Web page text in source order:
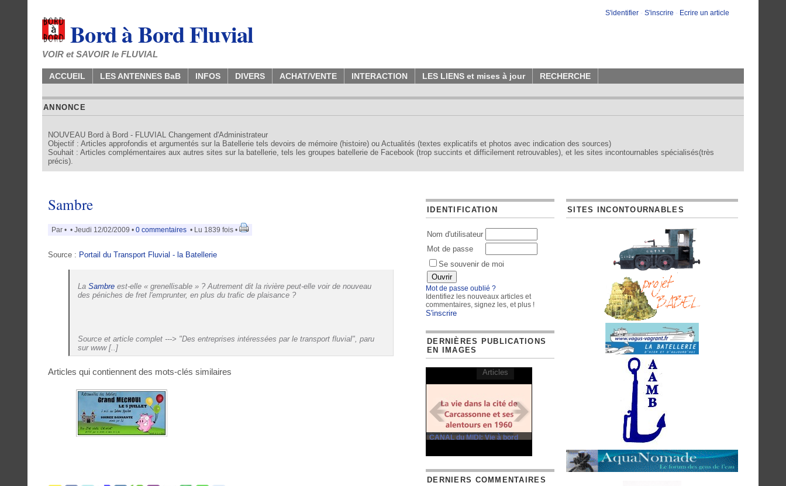
S'identifier - S'inscrire - Ecrire un article
Bord à Bord Fluvial
VOIR et SAVOIR le FLUVIAL
ACCUEIL LES ANTENNES BaB INFOS DIVERS ACHAT/VENTE INTERACTION LES LIENS et mises à jour RECHERCHE
ANNONCE
NOUVEAU Bord à Bord - FLUVIAL Changement d'Administrateur
Objectif : Articles approfondis et argumentés sur la Batellerie tels devoirs de mémoire (histoire) ou Actualités (textes explicatifs et photos avec indication des sources)
Souhait : Articles complémentaires aux autres sites sur la batellerie, tels les groupes batellerie de Facebook (trop succints et difficilement retrouvables), et les sites incontournables spécialisés(très
précis).
Sambre
Par • • Jeudi 12/02/2009 • 0 commentaires • Lu 1839 fois •
Source : Portail du Transport Fluvial - la Batellerie
La Sambre est-elle « grenellisable » ? Autrement dit la rivière peut-elle voir de nouveau
des péniches de fret l'emprunter, en plus du trafic de plaisance ?
Source et article complet ---> "Des entreprises intéressées par le transport fluvial", paru
sur www [..]
Articles qui contiennent des mots-clés similaires
IDENTIFICATION
Nom d'utilisateur
Mot de passe
Se souvenir de moi
Mot de passe oublié ?
Identifiez les nouveaux articles et
commentaires, signez les, et plus !
S'inscrire
DERNIÈRES PUBLICATIONS
EN IMAGES
CANAL du MIDI: Vie à bord
Articles
DERNIERS COMMENTAIRES
SITES INCONTOURNABLES